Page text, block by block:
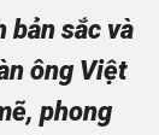
bản sắc và
ông Việt
phong